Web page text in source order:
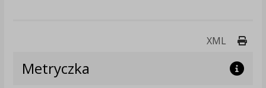
XML
Metryczka